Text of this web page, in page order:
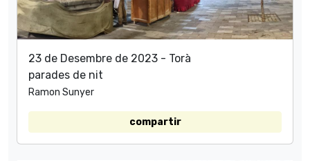
23 de Desembre de 2023 - Torà
parades de nit
Ramon Sunyer
compartir